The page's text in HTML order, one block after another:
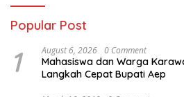
Popular Post
1 August 6, 2026 0 Comment
Mahasiswa dan Warga
Langkah Cepat Bupati Aep